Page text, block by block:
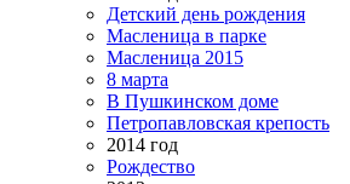
Детский день рождения
Масленица в парке
Масленица 2015
8 марта
В Пушкинском доме
Петропавловская крепость
2014 год
Рождество